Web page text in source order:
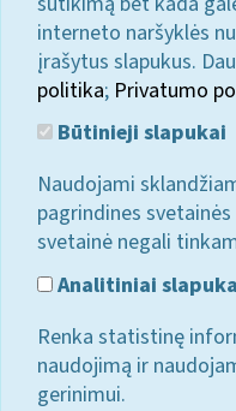
interneto naršyklės
įrašytus slapukus.
politika; Privatumo
Būtinieji slapukai
Naudojami
pagrindines
svetainė negali
Analitiniai
Renka statistinę
naudojimą ir
gerinimui.